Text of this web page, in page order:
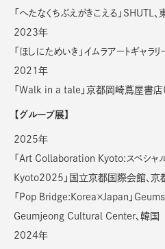
「へたなくちぶえがきこえる」SHUTL、
2023年
「ほしにためいき」イムラアートギャラリ
2021年
「Walk in a tale」京都岡崎蔦屋書
【グループ展】
2025年
「Art Collaboration Kyoto:スペシャ
Kyoto2025」国立京都国際会館、京
「Pop Bridge:Korea×Japan」
Geumjeong Cultural Center、韓国
2024年